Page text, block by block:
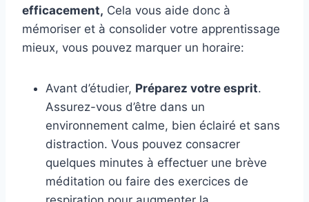
efficacement, Cela vous aide donc à
mémoriser et à consolider votre apprentissage
mieux, vous pouvez marquer un horaire:
Avant d’étudier, Préparez votre esprit.
Assurez-vous d’être dans un
environnement calme, bien éclairé et sans
distraction. Vous pouvez consacrer
quelques minutes à effectuer une brève
méditation ou faire des exercices de